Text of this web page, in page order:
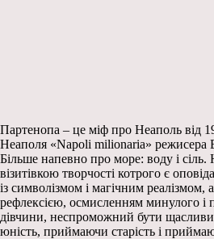
Партенопа – це міф про Неаполь від
Неаполя «Napoli milionaria» режисера
Більше напевно про море: воду і
візитівкою творчості котрого є
із символізмом і магічним
рефлексією, осмисленням минулого і
дівчини, неспроможний бути
юність, приймаючи старість і